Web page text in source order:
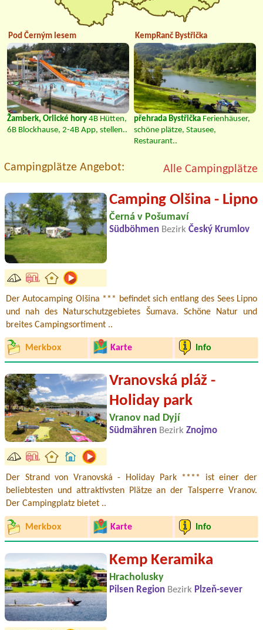
Pod Černým lesem
Žamberk, Orlické hory 4B Hütten,
6B Blockhause, 2-4B App, stellen..
KempRanč Bystřička
přehrada Bystřička Ferienhäuser,
schöne plätze, Stausee,
Restaurant..
Campingplätze Angebot: Alle Campingplätze
Camping Olšina - Lipno
Černá v Pošumaví
Südböhmen Bezirk Český Krumlov
Der Autocamping Olšina *** befindet sich entlang des Sees Lipno
und nah des Naturschutzgebietes Šumava. Schöne Natur und
breites Campingsortiment ..
Merkbox Karte Info
Vranovská pláž -
Holiday park
Vranov nad Dyjí
Südmähren Bezirk Znojmo
Der Strand von Vranovská - Holiday Park **** ist einer der
beliebtesten und attraktivsten Plätze an der Talsperre Vranov.
Der Campingplatz bietet ..
Merkbox Karte Info
Kemp Keramika
Hracholusky
Pilsen Region Bezirk Plzeň-sever